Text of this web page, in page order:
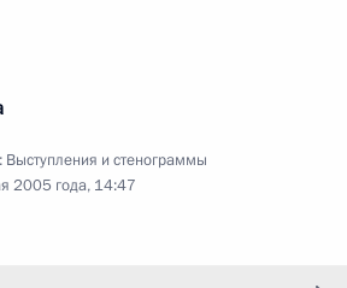
Выступления и стенограммы
2005 года, 14:47